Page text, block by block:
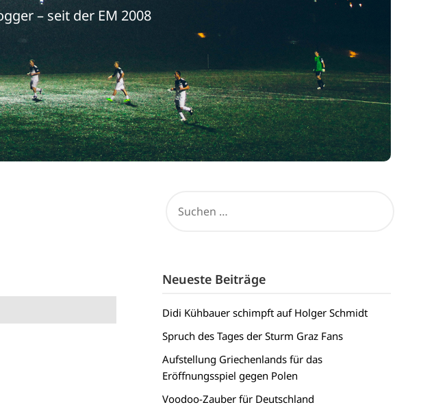
– seit der EM 2008
NACH:
Neueste Beiträge
Didi Kühbauer schimpft auf Holger Schmidt
Spruch des Tages der Sturm Graz Fans
Aufstellung Griechenlands für das
Eröffnungsspiel gegen Polen
Voodoo-Zauber für Deutschland